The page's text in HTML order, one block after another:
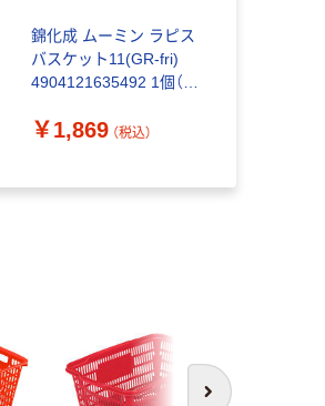
錦化成 ムーミン ラピス
バスケット11(GR-fri)
4904121635492 1個（直
￥1,869 （税込）
次へ